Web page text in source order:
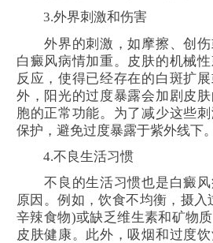
3.外界刺激和伤害
外界的刺激，如摩擦、创伤
白癜风病情加重。皮肤的机械
反应，使得已经存在的白斑扩
外，阳光的过度暴露会加剧皮
胞的正常功能。为了减少这些
保护，避免过度暴露于紫外线下。
4.不良生活习惯
不良的生活习惯也是白癜风
原因。例如，饮食不均衡，摄
辛辣食物)或缺乏维生素和矿物
皮肤健康。此外，吸烟和过度